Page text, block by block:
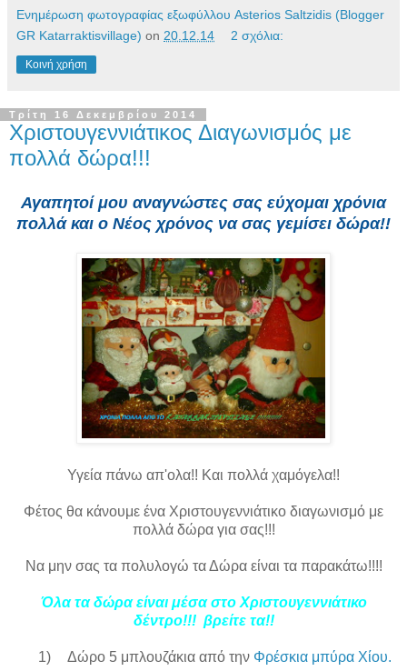
Ενημέρωση φωτογραφίας εξωφύλλου Asterios Saltzidis (Blogger
GR Katarraktisvillage) on 20.12.14 2 σχόλια:
Κοινή χρήση
Τρίτη 16 Δεκεμβρίου 2014
Χριστουγεννιάτικος Διαγωνισμός με
πολλά δώρα!!!
Αγαπητοί μου αναγνώστες σας εύχομαι χρόνια
πολλά και ο Νέος χρόνος να σας γεμίσει δώρα!!
Υγεία πάνω απ'ολα!! Και πολλά χαμόγελα!!
Φέτος θα κάνουμε ένα Χριστουγεννιάτικο διαγωνισμό με
πολλά δώρα για σας!!!
Να μην σας τα πολυλογώ τα Δώρα είναι τα παρακάτω!!!!
Όλα τα δώρα είναι μέσα στο Χριστουγεννιάτικο
δέντρο!!! βρείτε τα!!
1) Δώρο 5 μπλουζάκια από την Φρέσκια μπύρα Χίου.